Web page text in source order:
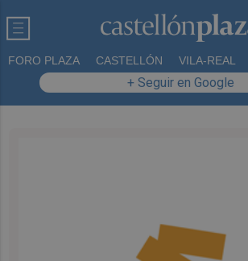
FORO PLAZA CASTELLÓN VILA-REAL
+ Seguir en Google